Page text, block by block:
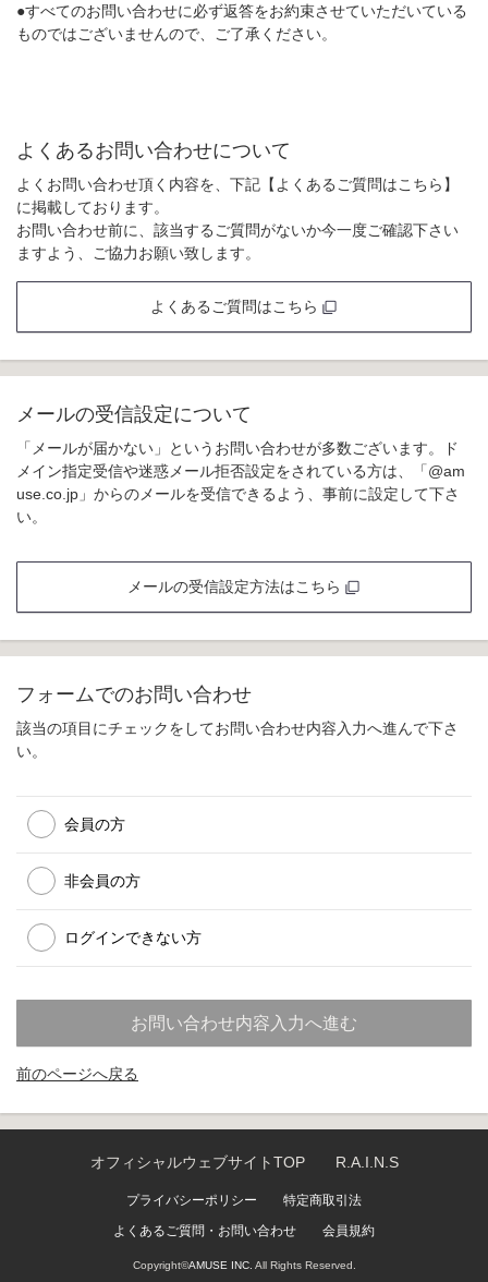
●すべてのお問い合わせに必ず返答をお約束させていただいている
ものではございませんので、ご了承ください。
よくあるお問い合わせについて
よくお問い合わせ頂く内容を、下記【よくあるご質問はこちら】
に掲載しております。
お問い合わせ前に、該当するご質問がないか今一度ご確認下さい
ますよう、ご協力お願い致します。
よくあるご質問はこちら
メールの受信設定について
「メールが届かない」というお問い合わせが多数ございます。ド
メイン指定受信や迷惑メール拒否設定をされている方は、「@am
use.co.jp」からのメールを受信できるよう、事前に設定して下さ
い。
メールの受信設定方法はこちら
フォームでのお問い合わせ
該当の項目にチェックをしてお問い合わせ内容入力へ進んで下さ
い。
会員の方
非会員の方
ログインできない方
前のページへ戻る
オフィシャルウェブサイトTOP R.A.I.N.S
プライバシーポリシー
特定商取引法
よくあるご質問・お問い合わせ
会員規約
Copyright©AMUSE INC. All Rights Reserved.